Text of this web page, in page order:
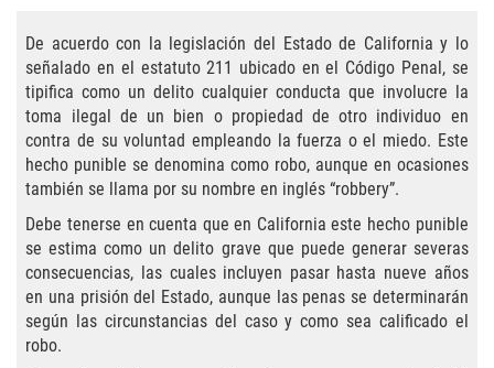
Áreas De Práctica
Asalto y Agresión
Agresión Agravada
Asalto con Arma Mortal
Asalto Con Químicos Cáusticos
De acuerdo con la legislación del Estado de California y lo
señalado en el estatuto 211 ubicado en el Código Penal, se
tipifica como un delito cualquier conducta que involucre la
toma ilegal de un bien o propiedad de otro individuo en
contra de su voluntad empleando la fuerza o el miedo. Este
hecho punible se denomina como robo, aunque en ocasiones
también se llama por su nombre en inglés “robbery”.
Debe tenerse en cuenta que en California este hecho punible
se estima como un delito grave que puede generar severas
consecuencias, las cuales incluyen pasar hasta nueve años
en una prisión del Estado, aunque las penas se determinarán
según las circunstancias del caso y como sea calificado el
robo.